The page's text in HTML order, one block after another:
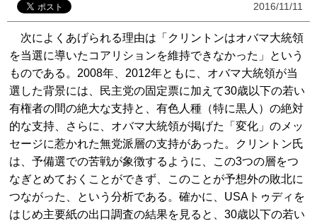
2016/11/11
次によくあげられる理由は「クリントンはオバマ大統領
を当選に導いたコアリションを維持できなかった」という
ものである。2008年、2012年ともに、オバマ大統領が当
選した背景には、民主党の固定票に加えて30歳以下の若い
有権者の間の絶大な支持と、有色人種（特に黒人）の絶対
的な支持、さらに、オバマ大統領が掲げた「変化」のメッ
セージに惹かれた無党派層の支持があった。クリントン氏
は、予備選での苦戦が象徴するように、この3つの層をつ
なぎとめておくことができず、このことが予想外の敗北に
つながった、という分析である。確かに、USAトゥディを
はじめ主要紙の出口調査の結果を見ると、30歳以下の若い